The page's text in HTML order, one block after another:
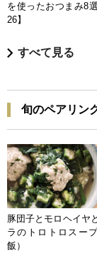
を使ったおつまみ8
26】
すべて見る
旬のペアリン
豚団子とモロヘイヤ
ラのトロトロスー
飯）